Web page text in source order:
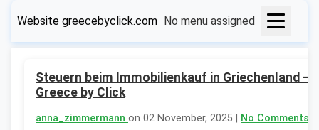
Website greecebyclick.com No menu assigned
Steuern beim Immobilienkauf in Griechenland –
Greece by Click
anna_zimmermann on 02 November, 2025 | No Comments